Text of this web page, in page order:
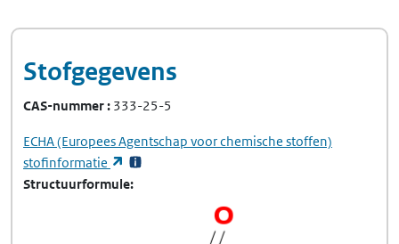
Stofgegevens
CAS-nummer 333-25-5
ECHA(Europees Agentschap voor chemische stoffen)
stofinformatie
(opent in een nieuw tabblad)
Structuurformule